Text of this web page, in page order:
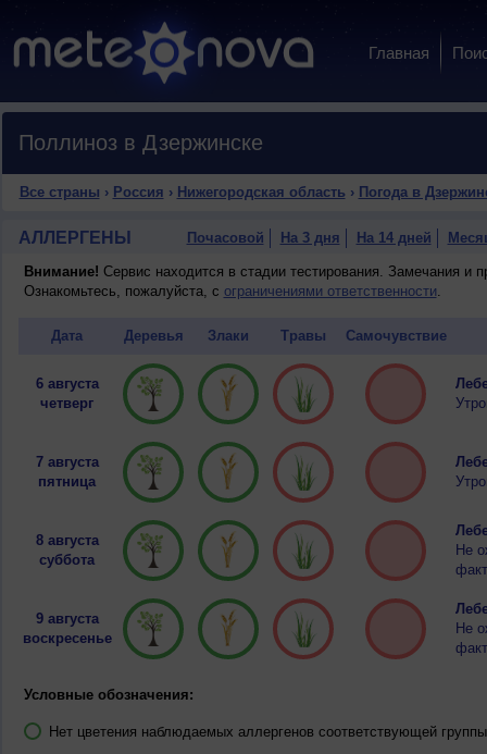
Главная
Поллиноз в Дзержинске
Все страны › Россия › Нижегородская область › Погода в
АЛЛЕРГЕНЫ Почасовой На 3 дня На 14 дней
Внимание! Сервис находится в стадии тестирования. Замечания и
Ознакомьтесь, пожалуйста, с ограничениями ответственности.
Дата Деревья Злаки Травы Самочувствие
6 августа
четверг
7 августа
пятница
8 августа
суббота
Не
9 августа
воскресенье
Не
Условные обозначения:
Нет цветения наблюдаемых аллергенов соответствующей